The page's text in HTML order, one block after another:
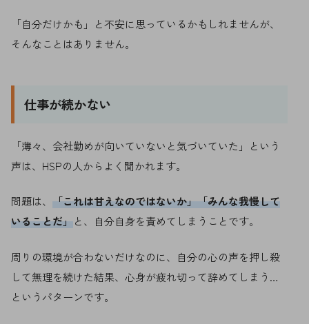
「自分だけかも」と不安に思っているかもしれませんが、
そんなことはありません。
仕事が続かない
「薄々、会社勤めが向いていないと気づいていた」という
声は、HSPの人からよく聞かれます。
問題は、 「これは甘えなのではないか」「みんな我慢して
いることだ」と、自分自身を責めてしまうことです。
周りの環境が合わないだけなのに、自分の心の声を押し殺
して無理を続けた結果、心身が疲れ切って辞めてしまう…
というパターンです。